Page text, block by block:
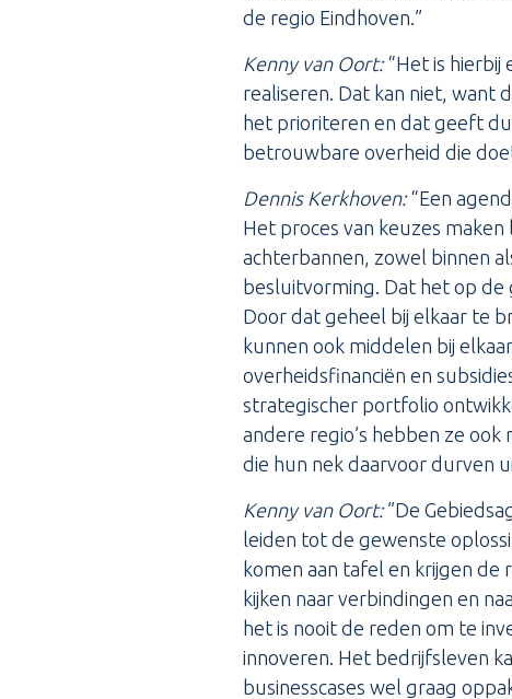
de regio Eindhoven.”
Kenny van Oort:“Het is hierbij
realiseren. Dat kan niet, want
het prioriteren en dat geeft
betrouwbare overheid die
Dennis Kerkhoven:“Een
Het proces van keuzes
achterbannen, zowel binnen
besluitvorming. Dat het op
Door dat geheel bij elkaar te
kunnen ook middelen bij
overheidsfinanciën en
strategischer portfolio
andere regio’s hebben ze
die hun nek daarvoor durven
Kenny van Oort:”De
leiden tot de gewenste
komen aan tafel en krijgen
kijken naar verbindingen en
het is nooit de reden om te
innoveren. Het bedrijfsleven
businesscases wel graag